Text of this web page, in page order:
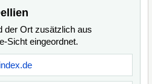
der Ort zusätzlich aus
Sicht eingeordnet.